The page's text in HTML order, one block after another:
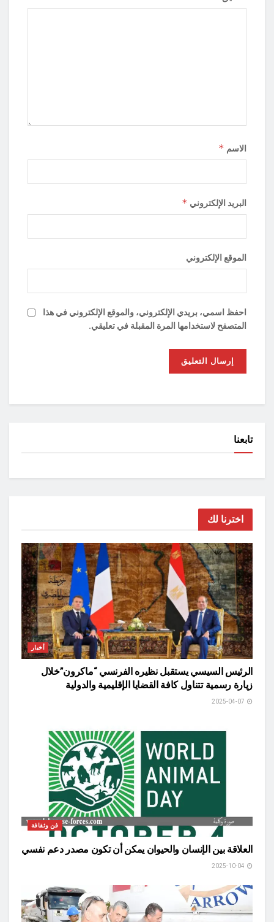
الاسم *
البريد الإلكتروني *
الموقع الإلكتروني
احفظ اسمي، بريدي الإلكتروني، والموقع الإلكتروني في هذا
المتصفح لاستخدامها المرة المقبلة في تعليقي.
تابعنا
اخترنا لك
أخبار
الرئيس السيسي يستقبل نظيره الفرنسي “ماكرون”خلال
زيارة رسمية تتناول كافة القضايا الإقليمية والدولية
فن وثقافة
العلاقة بين الإنسان والحيوان يمكن أن تكون مصدر دعم نفسي